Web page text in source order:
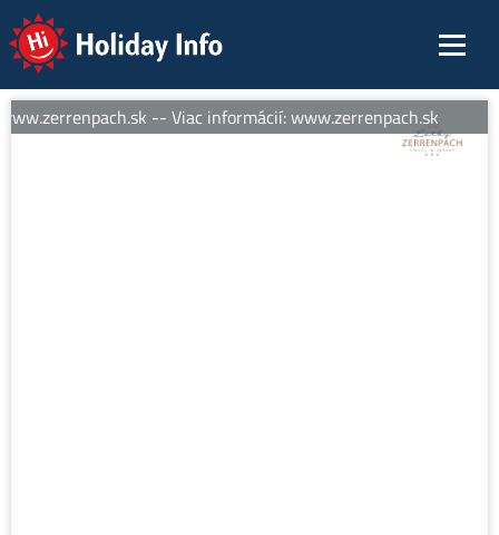
Holiday Info
-- Viac informácií: www.zerrenpach.sk